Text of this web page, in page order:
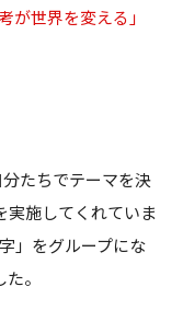
世界を変える」
たちでテーマを決
実施してくれていま
」をグループにな
。